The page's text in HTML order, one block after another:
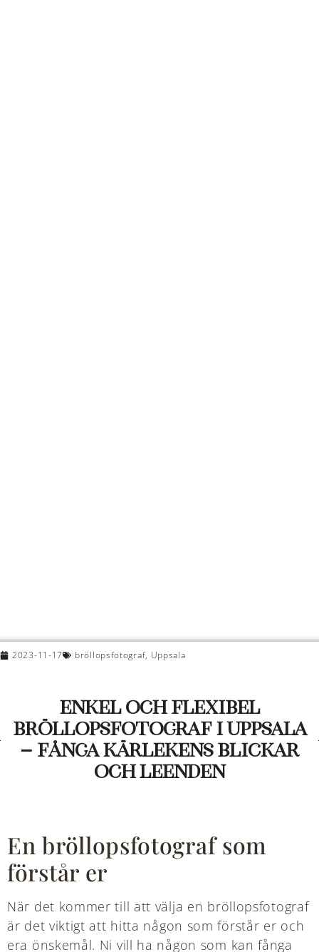
2023-11-17 bröllopsfotograf, Uppsala
Enkel och flexibel
bröllopsfotograf i Uppsala
– fånga kärlekens blickar
och leenden
En bröllopsfotograf som
förstår er
När det kommer till att välja en bröllopsfotograf
är det viktigt att hitta någon som förstår er och
era önskemål. Ni vill ha någon som kan fånga